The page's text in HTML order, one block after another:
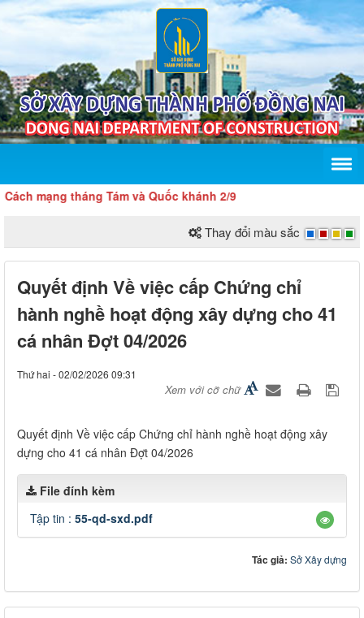
mạng tháng Tám và Quốc khánh 2/9
Thay đổi màu sắc
Quyết định Về việc cấp Chứng chỉ
hành nghề hoạt động xây dựng cho 41
cá nhân Đợt 04/2026
Thứ hai - 02/02/2026 09:31
Xem với cỡ chữ
Quyết định Về việc cấp Chứng chỉ hành nghề hoạt động xây
dựng cho 41 cá nhân Đợt 04/2026
File đính kèm
Tập tin : 55-qd-sxd.pdf
Tác giả: Sở Xây dựng